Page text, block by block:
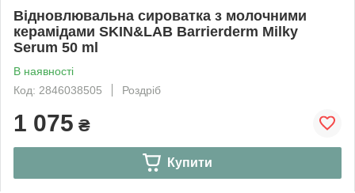
Відновлювальна сироватка з молочними
керамідами SKIN&LAB Barrierderm Milky
Serum 50 ml
В наявності
Код: 2846038505
Роздріб
1 075 ₴
Купити